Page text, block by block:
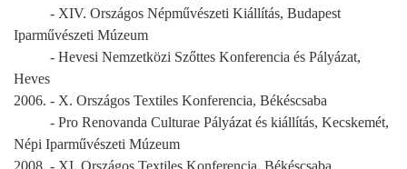
- XIV. Országos Népművészeti Kiállítás, Budapest
Iparművészeti Múzeum
- Hevesi Nemzetközi Szőttes Konferencia és Pályázat,
Heves
2006. - X. Országos Textiles Konferencia, Békéscsaba
- Pro Renovanda Culturae Pályázat és kiállítás, Kecskemét,
Népi Iparművészeti Múzeum
2008. - XI. Országos Textiles Konferencia, Békéscsaba